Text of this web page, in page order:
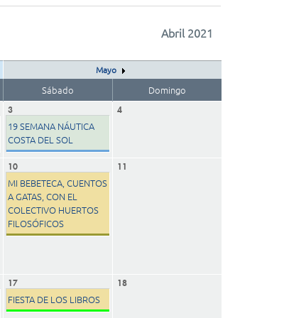
Abril 2021
Mayo
Sábado Domingo
3
19 SEMANA NÁUTICA
COSTA DEL SOL
4
10
MI BEBETECA, CUENTOS
A GATAS, CON EL
COLECTIVO HUERTOS
FILOSÓFICOS
11
17
FIESTA DE LOS LIBROS
18